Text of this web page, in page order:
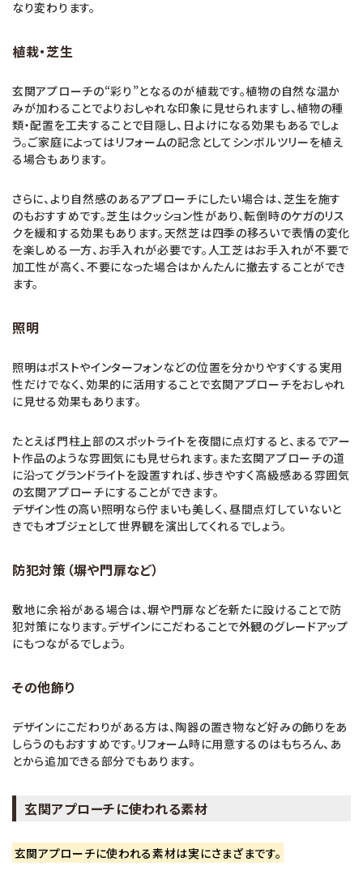
なり変わります。
植栽・芝生
玄関アプローチの“彩り”となるのが植栽です。植物の自然な温か
みが加わることでよりおしゃれな印象に見せられますし、植物の種
類・配置を工夫することで目隠し、日よけになる効果もあるでしょ
う。ご家庭によってはリフォームの記念としてシンボルツリーを植え
る場合もあります。
さらに、より自然感のあるアプローチにしたい場合は、芝生を施す
のもおすすめです。芝生はクッション性があり、転倒時のケガのリス
クを緩和する効果もあります。天然芝は四季の移ろいで表情の変化
を楽しめる一方、お手入れが必要です。人工芝はお手入れが不要で
加工性が高く、不要になった場合はかんたんに撤去することができ
ます。
照明
照明はポストやインターフォンなどの位置を分かりやすくする実用
性だけでなく、効果的に活用することで玄関アプローチをおしゃれ
に見せる効果もあります。
たとえば門柱上部のスポットライトを夜間に点灯すると、まるでアー
ト作品のような雰囲気にも見せられます。また玄関アプローチの道
に沿ってグランドライトを設置すれば、歩きやすく高級感ある雰囲気
の玄関アプローチにすることができます。
デザイン性の高い照明なら佇まいも美しく、昼間点灯していないと
きでもオブジェとして世界観を演出してくれるでしょう。
防犯対策（塀や門扉など）
敷地に余裕がある場合は、塀や門扉などを新たに設けることで防
犯対策になります。デザインにこだわることで外観のグレードアップ
にもつながるでしょう。
その他飾り
デザインにこだわりがある方は、陶器の置き物など好みの飾りをあ
しらうのもおすすめです。リフォーム時に用意するのはもちろん、あ
とから追加できる部分でもあります。
玄関アプローチに使われる素材
玄関アプローチに使われる素材は実にさまざまです。